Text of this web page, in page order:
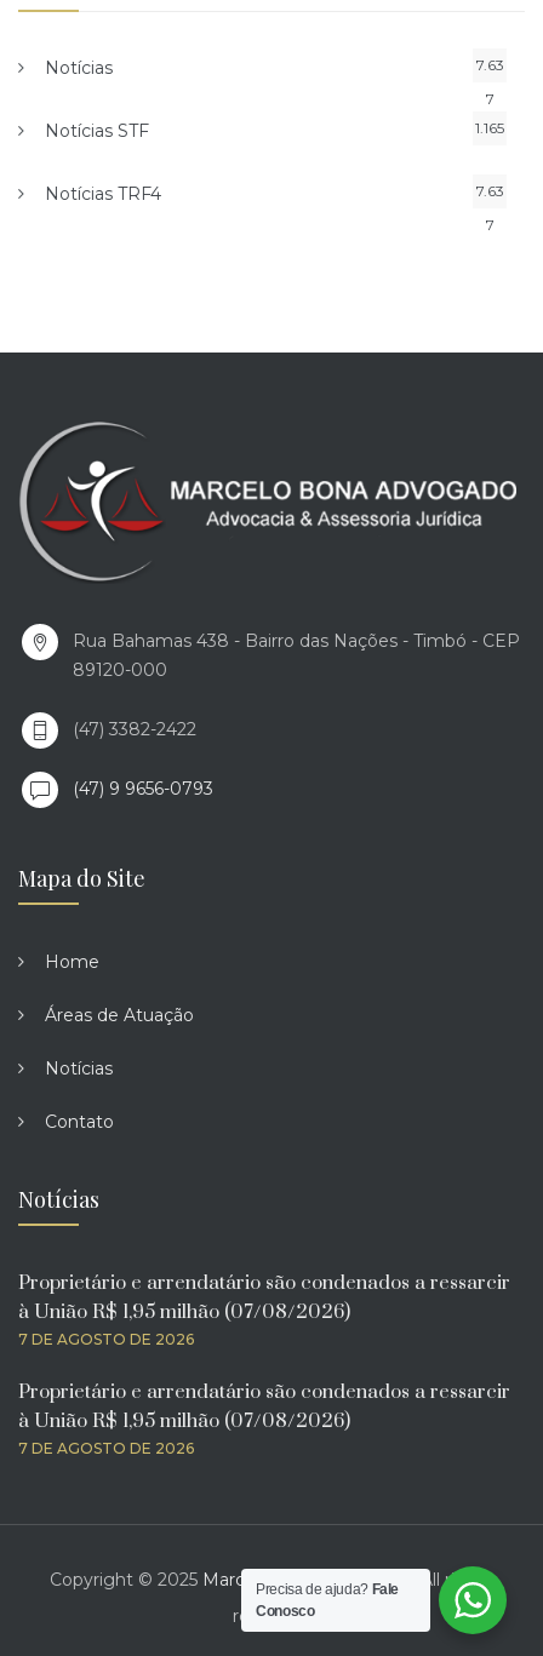
Notícias
7.63
7
Notícias STF 1.165
Notícias TRF4
7.63
7
Rua Bahamas 438 - Bairro das Nações - Timbó - CEP
89120-000
(47) 3382-2422
(47) 9 9656-0793
Mapa do Site
Home
Áreas de Atuação
Notícias
Contato
Notícias
Proprietário e arrendatário são condenados a ressarcir
à União R$ 1,95 milhão (07/08/2026)
7 DE AGOSTO DE 2026
Proprietário e arrendatário são condenados a ressarcir
à União R$ 1,95 milhão (07/08/2026)
7 DE AGOSTO DE 2026
Copyright © 2025 Marcelo Bona Advogado
. All rights
reserved.
Precisa de ajuda? Fale
Conosco